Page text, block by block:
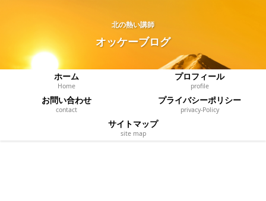
北の熱い講師
オッケーブログ
ホーム
Home
プロフィール
profile
お問い合わせ
contact
プライバシーポリシー
privacy‐Policy
サイトマップ
site map